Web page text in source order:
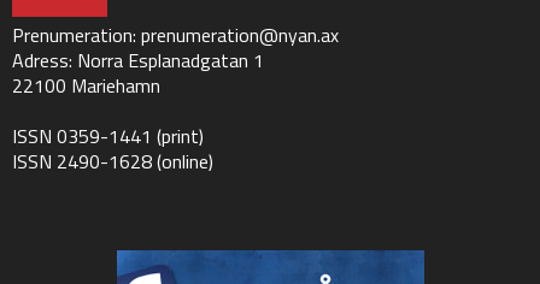
Prenumeration: prenumeration@nyan.ax
Adress: Norra Esplanadgatan 1
22100 Mariehamn
ISSN 0359-1441 (print)
ISSN 2490-1628 (online)